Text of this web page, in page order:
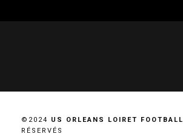
©2024 US ORLEANS LOIRET FOOTBALL
RÉSERVÉS